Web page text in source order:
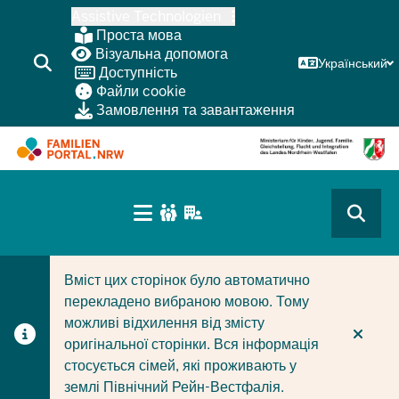
основного
змісту
Проста мова
Візуальна допомога
Доступність
Файли cookie
Замовлення та завантаження
Український
CURRENT SECTION ДЛЯ КОМПАНІЙ/
CURRENT SECTION ДЛЯ СІМЕЙ
(BÜRGERBEREICH
Вміст цих сторінок було автоматично
перекладено вибраною мовою. Тому
можливі відхилення від змісту
оригінальної сторінки. Вся інформація
стосується сімей, які проживають у
землі Північний Рейн-Вестфалія.